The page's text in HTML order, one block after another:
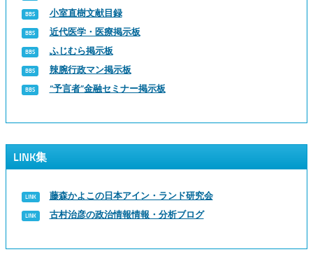
小室直樹文献目録
近代医学・医療掲示板
ふじむら掲示板
辣腕行政マン掲示板
“予言者”金融セミナー掲示板
LINK集
藤森かよこの日本アイン・ランド研究会
古村治彦の政治情報情報・分析ブログ